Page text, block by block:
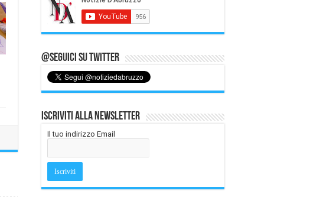
@Seguici su Twitter
Iscriviti alla Newsletter
Il tuo indirizzo Email